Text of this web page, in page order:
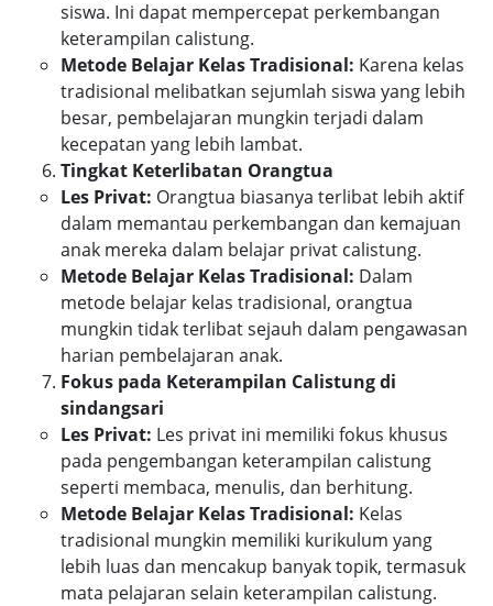
siswa. Ini dapat mempercepat perkembangan
keterampilan calistung.
Metode Belajar Kelas Tradisional: Karena kelas
tradisional melibatkan sejumlah siswa yang lebih
besar, pembelajaran mungkin terjadi dalam
kecepatan yang lebih lambat.
Tingkat Keterlibatan Orangtua
Les Privat: Orangtua biasanya terlibat lebih aktif
dalam memantau perkembangan dan kemajuan
anak mereka dalam belajar privat calistung.
Metode Belajar Kelas Tradisional: Dalam
metode belajar kelas tradisional, orangtua
mungkin tidak terlibat sejauh dalam pengawasan
harian pembelajaran anak.
Fokus pada Keterampilan Calistung di
sindangsari
Les Privat: Les privat ini memiliki fokus khusus
pada pengembangan keterampilan calistung
seperti membaca, menulis, dan berhitung.
Metode Belajar Kelas Tradisional: Kelas
tradisional mungkin memiliki kurikulum yang
lebih luas dan mencakup banyak topik, termasuk
mata pelajaran selain keterampilan calistung.